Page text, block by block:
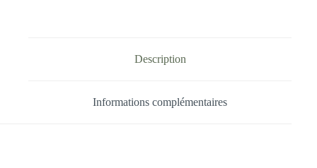
Description
Informations complémentaires